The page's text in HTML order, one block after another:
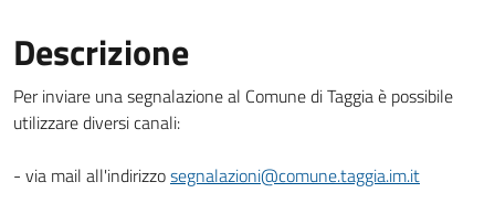
Descrizione
Per inviare una segnalazione al Comune di Taggia è possibile
utilizzare diversi canali:
- via mail all'indirizzosegnalazioni@comune.taggia.im.it